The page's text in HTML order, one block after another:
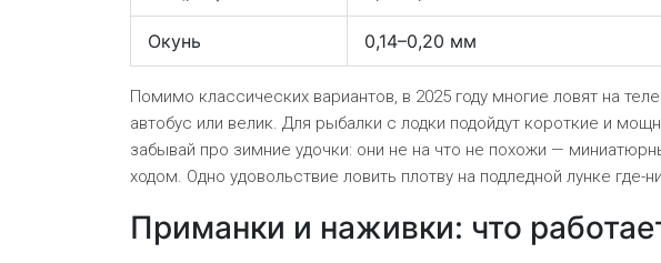
Окунь 0,14–0,20 мм
Помимо классических вариантов, в 2025 году многие ловят на
автобус или велик. Для рыбалки с лодки подойдут короткие и
забывай про зимние удочки: они не на что не похожи —
ходом. Одно удовольствие ловить плотву на подледной лунке где-
Приманки и наживки: что